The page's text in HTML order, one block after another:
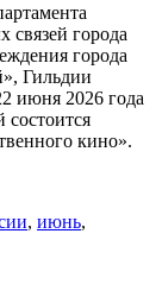
города
города
Гильдии
июня 2026 года
кино».
, июнь,